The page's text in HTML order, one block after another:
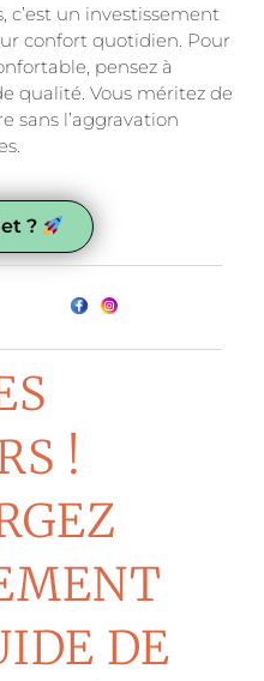
c’est un investissement
confort quotidien. Pour
pensez à
qualité. Vous méritez de
sans l’aggravation
?
!
DE